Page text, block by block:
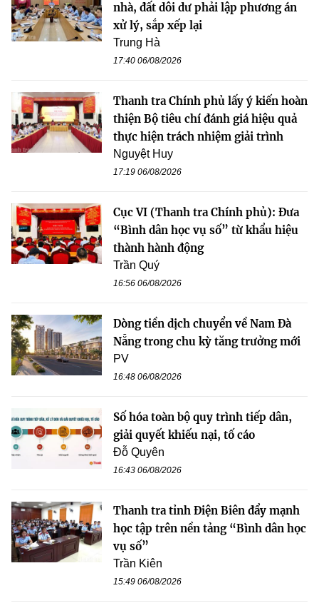
nhà, đất dôi dư phải lập phương án
xử lý, sắp xếp lại
Trung Hà
17:40 06/08/2026
Thanh tra Chính phủ lấy ý kiến hoàn
thiện Bộ tiêu chí đánh giá hiệu quả
thực hiện trách nhiệm giải trình
Nguyệt Huy
17:19 06/08/2026
Cục VI (Thanh tra Chính phủ): Đưa
“Bình dân học vụ số” từ khẩu hiệu
thành hành động
Trần Quý
16:56 06/08/2026
Dòng tiền dịch chuyển về Nam Đà
Nẵng trong chu kỳ tăng trưởng mới
PV
16:48 06/08/2026
Số hóa toàn bộ quy trình tiếp dân,
giải quyết khiếu nại, tố cáo
Đỗ Quyên
16:43 06/08/2026
Thanh tra tỉnh Điện Biên đẩy mạnh
học tập trên nền tảng “Bình dân học
vụ số”
Trần Kiên
15:49 06/08/2026